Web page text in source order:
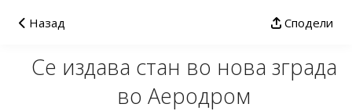
Назад Сподели
Се издава стан во нова зграда
во Аеродром